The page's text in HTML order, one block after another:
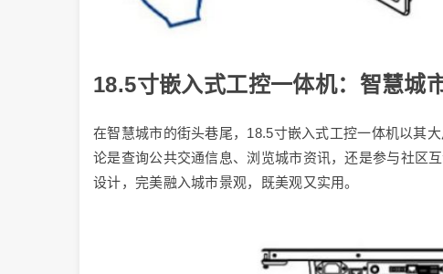
18.5寸嵌入式工控一体机：智慧城
在智慧城市的街头巷尾，18.5寸嵌入式工控一体机以其
论是查询公共交通信息、浏览城市资讯，还是参与社区
设计，完美融入城市景观，既美观又实用。